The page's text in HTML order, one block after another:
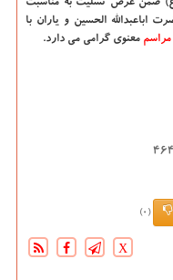
ضمن عرض تسلیت به مناسبت
اباعبدالله الحسین و یاران با
مراسم معنوی گرامی می دارد.
(0)
X